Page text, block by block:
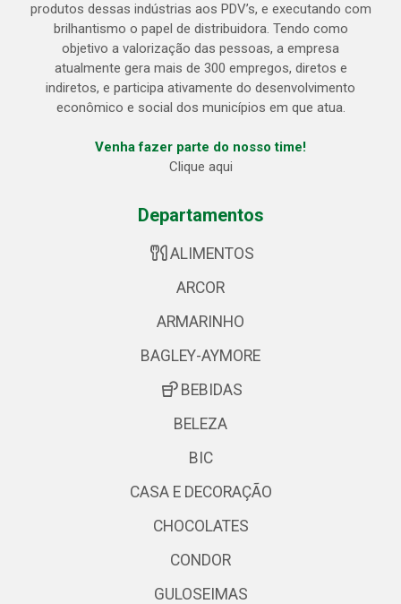
produtos dessas indústrias aos PDV’s, e executando com
brilhantismo o papel de distribuidora. Tendo como
objetivo a valorização das pessoas, a empresa
atualmente gera mais de 300 empregos, diretos e
indiretos, e participa ativamente do desenvolvimento
econômico e social dos municípios em que atua.
Venha fazer parte do nosso time!
Clique aqui
Departamentos
ALIMENTOS
ARCOR
ARMARINHO
BAGLEY-AYMORE
BEBIDAS
BELEZA
BIC
CASA E DECORAÇÃO
CHOCOLATES
CONDOR
GULOSEIMAS